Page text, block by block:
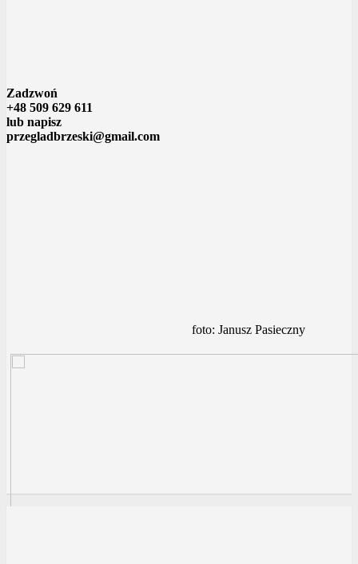
Zadzwoń
+48 509 629 611
lub napisz
przegladbrzeski@gmail.com
foto: Janusz Pasieczny